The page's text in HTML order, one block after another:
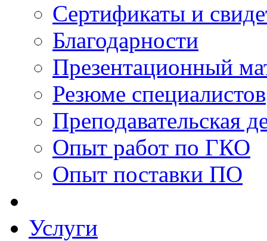
Сертификаты и
Благодарности
Презентационный
Резюме специалистов
Преподавательская
Опыт работ по ГКО
Опыт поставки ПО
Услуги